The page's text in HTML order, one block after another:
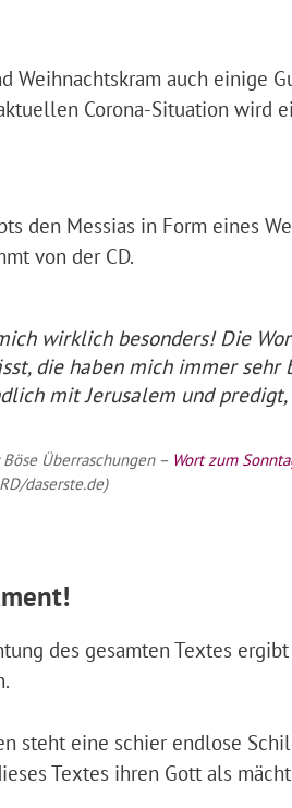
Weihnachtskram auch einige
Corona-Situation wird
den Messias in Form eines
von der CD.
wirklich besonders! Die
die haben mich immer sehr
mit Jerusalem und
Überraschungen – Wort zum
daserste.de)
des gesamten Textes
steht eine schier endlose
Textes ihren Gott als